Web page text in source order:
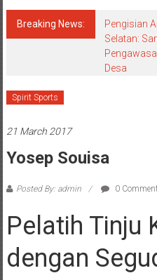
Barat
Inspirasi
Breaking News:
Pengisian
Selatan:
Desa
Spirit Sports
21 March 2017
Yosep Souisa
Posted By: admin 0 Comment
Pelatih Tinju
dengan